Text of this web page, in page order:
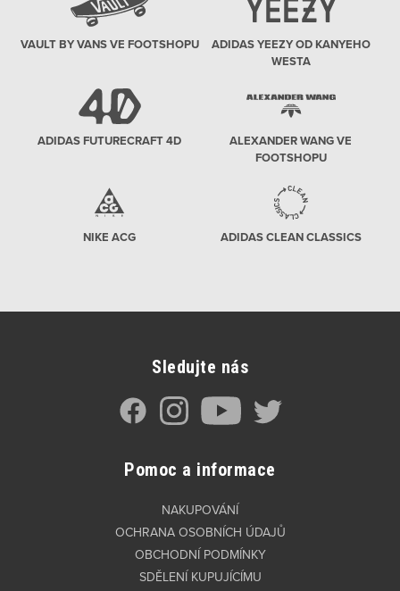
VAULT BY VANS VE FOOTSHOPU
ADIDAS YEEZY OD KANYEHO
WESTA
ADIDAS FUTURECRAFT 4D
ALEXANDER WANG VE
FOOTSHOPU
NIKE ACG ADIDAS CLEAN CLASSICS
Sledujte nás
Pomoc a informace
NAKUPOVÁNÍ
OCHRANA OSOBNÍCH ÚDAJŮ
OBCHODNÍ PODMÍNKY
SDĚLENÍ KUPUJÍCÍMU